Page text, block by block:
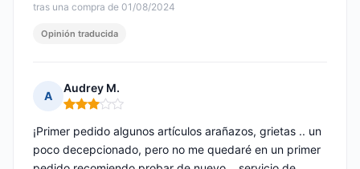
tras una compra de 01/08/2024
Opinión traducida
A
Audrey M.
Nota: 3 de 5
¡Primer pedido algunos artículos arañazos, grietas .. un
poco decepcionado, pero no me quedaré en un primer